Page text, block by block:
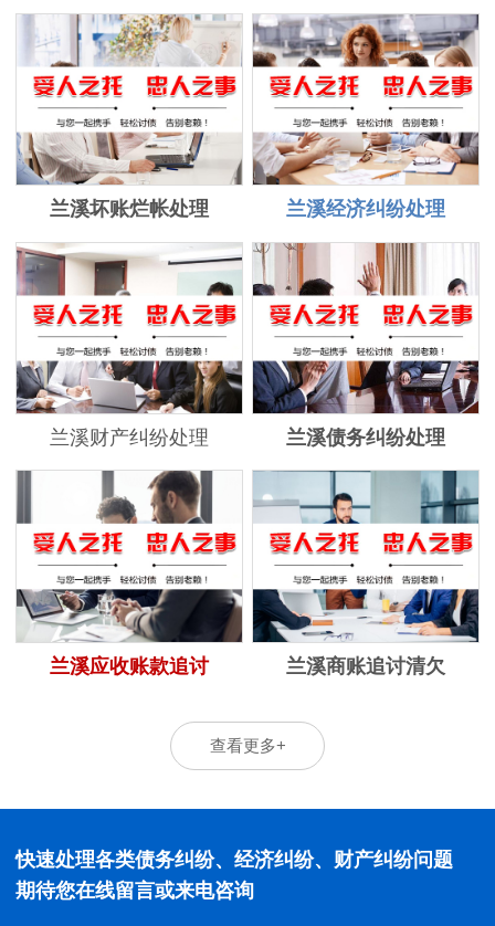
兰溪坏账烂帐处理 兰溪经济纠纷处理
兰溪财产纠纷处理 兰溪债务纠纷处理
兰溪应收账款追讨 兰溪商账追讨清欠
查看更多+
快速处理各类债务纠纷、经济纠纷、财产纠纷问题
期待您在线留言或来电咨询